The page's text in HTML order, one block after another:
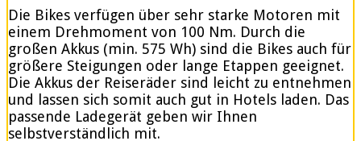
Die Bikes verfügen über sehr starke Motoren mit
einem Drehmoment von 100 Nm. Durch die
großen Akkus (min. 575 Wh) sind die Bikes auch für
größere Steigungen oder lange Etappen geeignet.
Die Akkus der Reiseräder sind leicht zu entnehmen
und lassen sich somit auch gut in Hotels laden. Das
passende Ladegerät geben wir Ihnen
selbstverständlich mit.